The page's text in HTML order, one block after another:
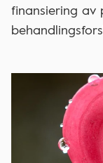
finansiering av